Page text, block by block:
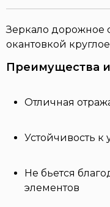
Зеркало дорожное
окантовкой
Преимущества
Отличная
Устойчивость к
Не бьется
элементов